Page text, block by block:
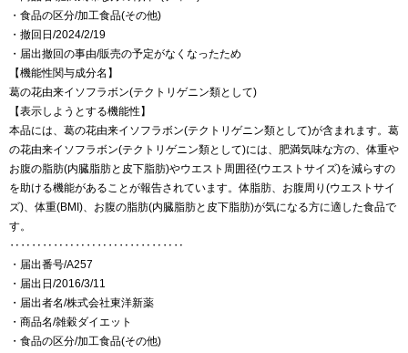
・食品の区分/加工食品(その他)
・撤回日/2024/2/19
・届出撤回の事由/販売の予定がなくなったため
【機能性関与成分名】
葛の花由来イソフラボン(テクトリゲニン類として)
【表示しようとする機能性】
本品には、葛の花由来イソフラボン(テクトリゲニン類として)が含まれます。葛
の花由来イソフラボン(テクトリゲニン類として)には、肥満気味な方の、体重や
お腹の脂肪(内臓脂肪と皮下脂肪)やウエスト周囲径(ウエストサイズ)を減らすの
を助ける機能があることが報告されています。体脂肪、お腹周り(ウエストサイ
ズ)、体重(BMI)、お腹の脂肪(内臓脂肪と皮下脂肪)が気になる方に適した食品で
す。
‥‥‥‥‥‥‥‥‥‥‥‥‥‥‥‥
・届出番号/A257
・届出日/2016/3/11
・届出者名/株式会社東洋新薬
・商品名/雑穀ダイエット
・食品の区分/加工食品(その他)